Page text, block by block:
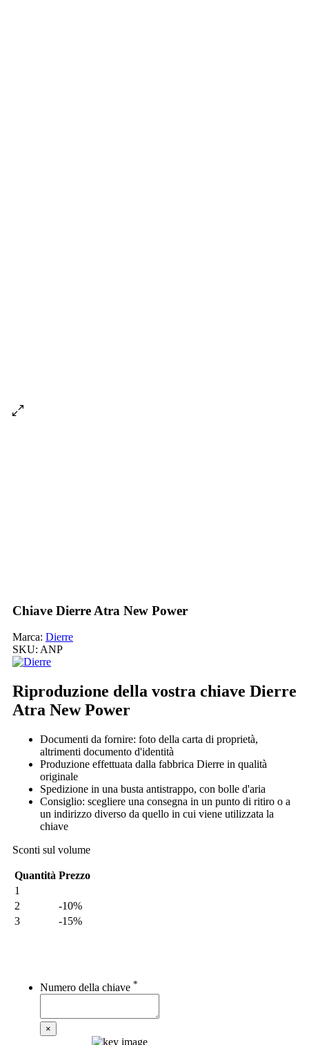
Chiave Dierre Atra New Power
Marca: Dierre
SKU: ANP
Riproduzione della vostra chiave Dierre
Atra New Power
Documenti da fornire: foto della carta di proprietà,
altrimenti documento d'identità
Produzione effettuata dalla fabbrica Dierre in qualità
originale
Spedizione in una busta antistrappo, con bolle d'aria
Consiglio: scegliere una consegna in un punto di ritiro o a
un indirizzo diverso da quello in cui viene utilizzata la
chiave
Sconti sul volume
Quantità Prezzo
1
2
-10%
3
-15%
Numero della chiave *
×